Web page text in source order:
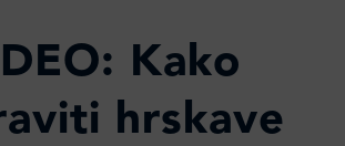
Kako
hrskave